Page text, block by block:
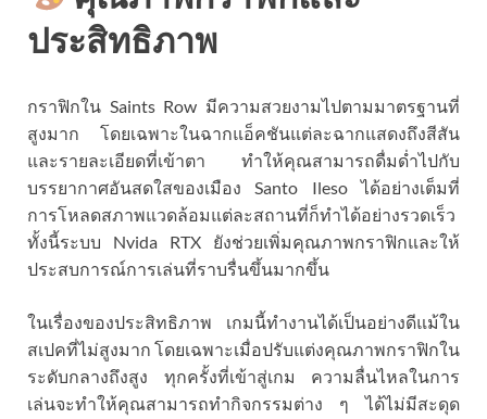
ประสิทธิภาพ
กราฟิกใน Saints Row มีความสวยงามไปตามมาตรฐานที่
สูงมาก โดยเฉพาะในฉากแอ็คชันแต่ละฉากแสดงถึงสีสัน
และรายละเอียดที่เข้าตา ทำให้คุณสามารถดื่มด่ำไปกับ
บรรยากาศอันสดใสของเมือง Santo Ileso ได้อย่างเต็มที่
การโหลดสภาพแวดล้อมแต่ละสถานที่ก็ทำได้อย่างรวดเร็ว
ทั้งนี้ระบบ Nvida RTX ยังช่วยเพิ่มคุณภาพกราฟิกและให้
ประสบการณ์การเล่นที่ราบรื่นขึ้นมากขึ้น
ในเรื่องของประสิทธิภาพ เกมนี้ทำงานได้เป็นอย่างดีแม้ใน
สเปคที่ไม่สูงมาก โดยเฉพาะเมื่อปรับแต่งคุณภาพกราฟิกใน
ระดับกลางถึงสูง ทุกครั้งที่เข้าสู่เกม ความลื่นไหลในการ
เล่นจะทำให้คุณสามารถทำกิจกรรมต่าง ๆ ได้ไม่มีสะดุด